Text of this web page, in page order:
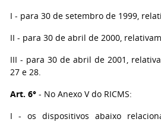
I - para 30 de setembro de 1999,
II - para 30 de abril de 2000,
III - para 30 de abril de 2001,
27 e 28.
Art. 6° - No Anexo V do RICMS:
I - os dispositivos abaixo